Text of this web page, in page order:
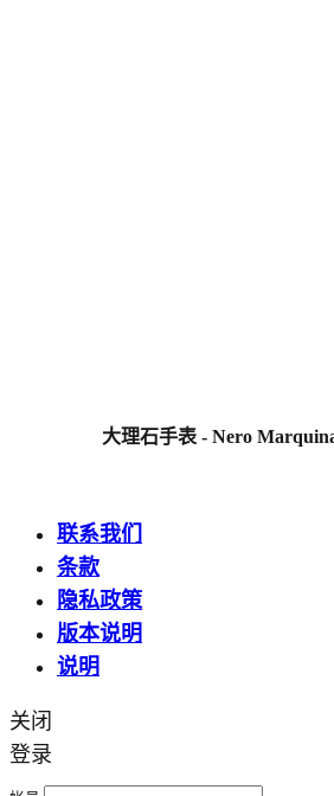
大理石手表 - Nero
联系我们
条款
隐私政策
版本说明
说明
关闭
登录